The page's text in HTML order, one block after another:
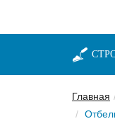
Главная